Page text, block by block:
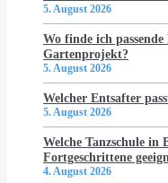
5. August 2026
Wo finde ich
Gartenprojekt?
5. August 2026
Welcher Entsafter
5. August 2026
Welche Tanzschule
Fortgeschrittene
4. August 2026